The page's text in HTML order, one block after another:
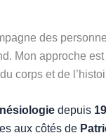
des
Mon approche
corps et de
depuis
aux côtés de